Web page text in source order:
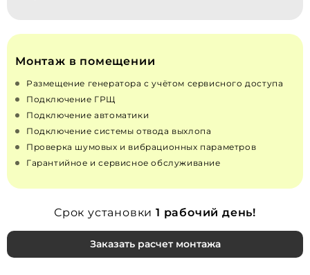
Монтаж в помещении
Размещение генератора с учётом сервисного доступа
Подключение ГРЩ
Подключение автоматики
Подключение системы отвода выхлопа
Проверка шумовых и вибрационных параметров
Гарантийное и сервисное обслуживание
Срок установки 1 рабочий день!
Заказать расчет монтажа